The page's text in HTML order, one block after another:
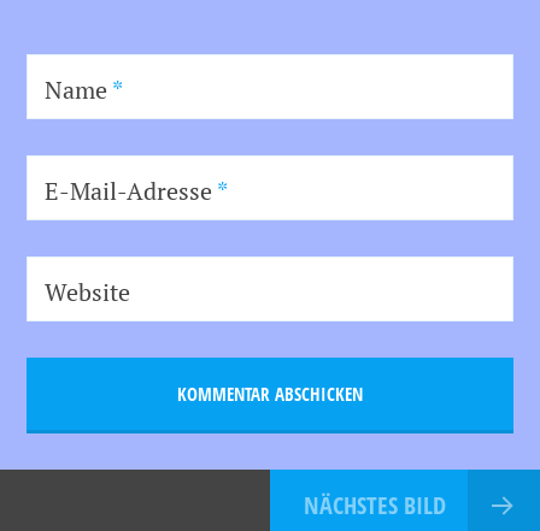
Name *
E-Mail-Adresse *
Website
NÄCHSTES BILD